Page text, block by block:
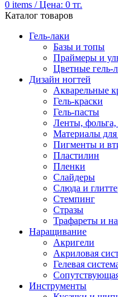
0 items / Цена: 0 тг.
Каталог товаров
Гель-лаки
Базы и топы
Праймеры и
Цветные гель-
Дизайн ногтей
Акварельные
Гель-краски
Гель-пасты
Ленты, фольга,
Материалы для
Пигменты и
Пластилин
Пленки
Слайдеры
Слюда и
Стемпинг
Стразы
Трафареты и
Наращивание
Акригели
Акриловая
Гелевая
Инструменты